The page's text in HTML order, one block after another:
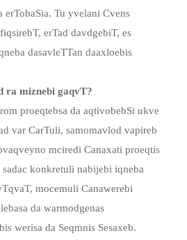
erTobaSia. Tu yvelani Cvens
erTad davdgebiT, es
dasavleTTan daaxloebis
ra miznebi gaqvT?
proeqtebsa da aqtivobebSi ukve
var CarTuli, samomavlod vapireb
mciredi Canaxati proeqtis
sadac konkretuli nabijebi iqneba
mocemuli Canawerebi
da warmodgenas
werisa da Seqmnis Sesaxeb.